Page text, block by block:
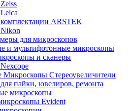
ARSTEK
для микроскопов
и мультифотонные микроскопы
и сканеры
Микроскопы Стереоувеличители
пайки, ювелиров, ремонта
микроскопы
Evident